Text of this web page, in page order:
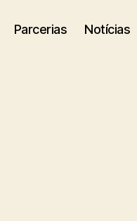
Parcerias Notícias